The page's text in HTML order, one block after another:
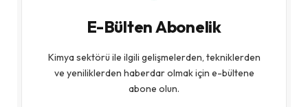
E-Bülten Abonelik
Kimya sektörü ile ilgili gelişmelerden, tekniklerden
ve yeniliklerden haberdar olmak için e-bültene
abone olun.